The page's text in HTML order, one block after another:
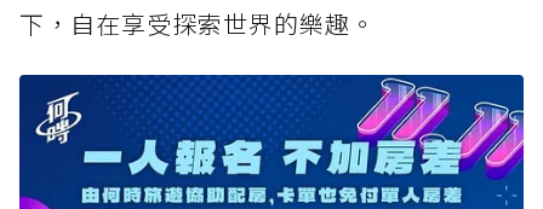
下，自在享受探索世界的樂趣。